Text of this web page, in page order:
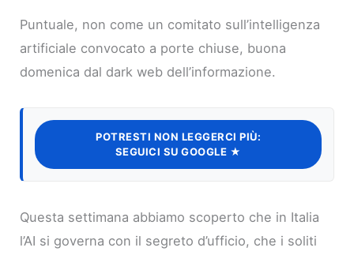
Puntuale, non come un comitato sull’intelligenza
artificiale convocato a porte chiuse, buona
domenica dal dark web dell’informazione.
POTRESTI NON LEGGERCI PIÙ:
SEGUICI SU GOOGLE ★
Questa settimana abbiamo scoperto che in Italia
l’AI si governa con il segreto d’ufficio, che i soliti